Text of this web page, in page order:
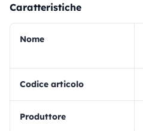
Caratteristiche
Nome
Codice articolo
Produttore